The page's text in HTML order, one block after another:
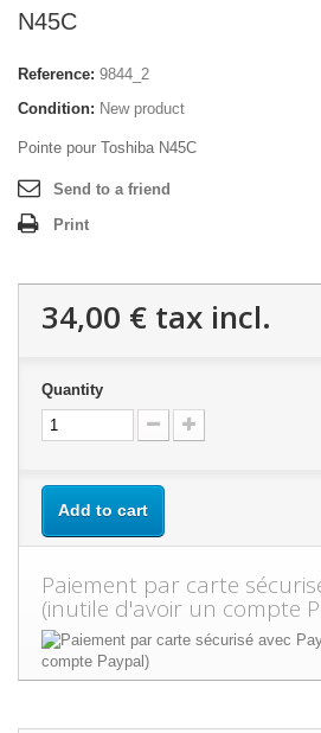
N45C
Reference: 9844_2
Condition: New product
Pointe pour Toshiba N45C
Send to a friend
Print
34,00 € tax incl.
Quantity
Add to cart
Paiement par carte
(inutile d'avoir un compte